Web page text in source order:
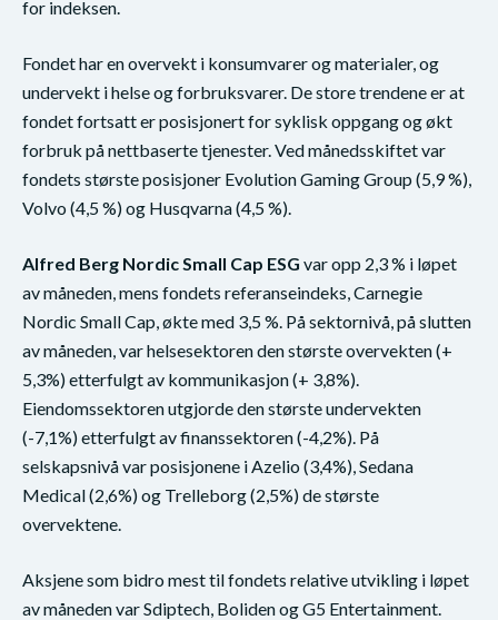
for indeksen.
Fondet har en overvekt i konsumvarer og materialer, og
undervekt i helse og forbruksvarer. De store trendene er at
fondet fortsatt er posisjonert for syklisk oppgang og økt
forbruk på nettbaserte tjenester. Ved månedsskiftet var
fondets største posisjoner Evolution Gaming Group (5,9 %),
Volvo (4,5 %) og Husqvarna (4,5 %).
Alfred Berg Nordic Small Cap ESG var opp 2,3 % i løpet
av måneden, mens fondets referanseindeks, Carnegie
Nordic Small Cap, økte med 3,5 %. På sektornivå, på slutten
av måneden, var helsesektoren den største overvekten (+
5,3%) etterfulgt av kommunikasjon (+ 3,8%).
Eiendomssektoren utgjorde den største undervekten
(-7,1%) etterfulgt av finanssektoren (-4,2%). På
selskapsnivå var posisjonene i Azelio (3,4%), Sedana
Medical (2,6%) og Trelleborg (2,5%) de største
overvektene.
Aksjene som bidro mest til fondets relative utvikling i løpet
av måneden var Sdiptech, Boliden og G5 Entertainment.